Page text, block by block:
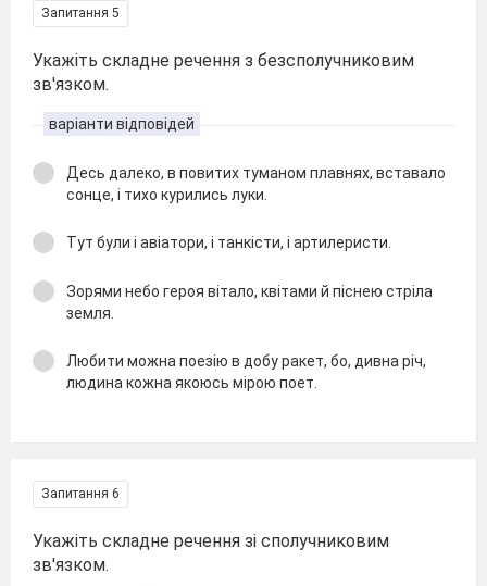
Запитання 5
Укажіть складне речення з безсполучниковим
зв'язком.
варіанти відповідей
Десь далеко, в повитих туманом плавнях, вставало
сонце, і тихо курились луки.
Тут були і авіатори, і танкісти, і артилеристи.
Зорями небо героя вітало, квітами й піснею стріла
земля.
Любити можна поезію в добу ракет, бо, дивна річ,
людина кожна якоюсь мірою поет.
Запитання 6
Укажіть складне речення зі сполучниковим
зв'язком.